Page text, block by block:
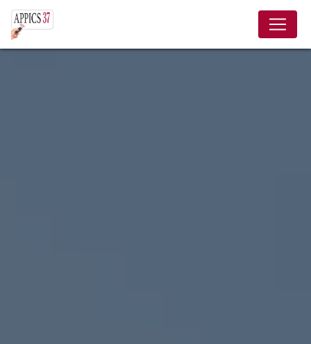
Panneau de gestion des cookies